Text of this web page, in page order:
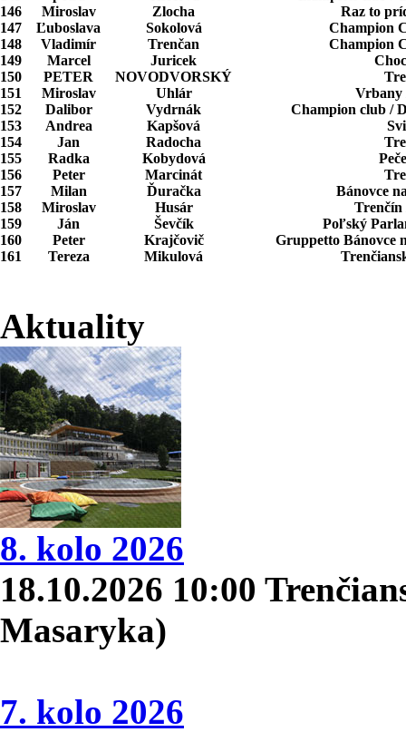
146
Miroslav Zlocha
Raz to
147
Ľuboslava Sokolová
Champion
148
Vladimír Trenčan
Champion
149
Marcel Juricek
150
PETER NOVODVORSKÝ
151
Miroslav Uhlár
Vrbany
152
Dalibor Vydrnák
Champion club /
153
Andrea Kapšová
154
Jan Radocha
155
Radka Kobydová
156
Peter Marcinát
157
Milan Ďuračka
Bánovce
158
Miroslav Husár
Trenčín
159
Ján Ševčík
Poľský
160
Peter Krajčovič
Gruppetto Bánovce
161
Tereza Mikulová
Aktuality
8. kolo 2026
18.10.2026 10:00
Masaryka)
7. kolo 2026